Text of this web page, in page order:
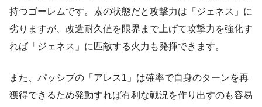
持つゴーレムです。素の状態だと攻撃力は「ジェネス」に
劣りますが、改造耐久値を限界まで上げて攻撃力を強化す
れば「ジェネス」に匹敵する火力も発揮できます。
また、パッシブの「アレス1」は確率で自身のターンを再
獲得できるため発動すれば有利な戦況を作り出すのも容易